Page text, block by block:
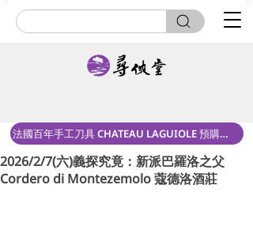
法國百年手工刀具 CHATEAU LAGUIOLE 預購中！
2026/2/7(六)義探究竟：新派巴羅洛之父
Cordero di Montezemolo 蔻德洛酒莊